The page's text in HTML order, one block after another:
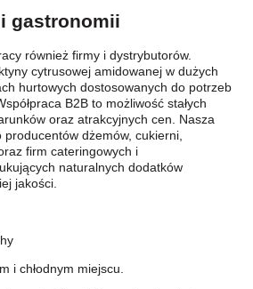
i gastronomii
również firmy i dystrybutorów.
cytrusowej amidowanej w dużych
hurtowych dostosowanych do potrzeb
B2B to możliwość stałych
oraz atrakcyjnych cen. Nasza
dżemów, cukierni,
firm cateringowych i
naturalnych dodatków
jakości.
i chłodnym miejscu.